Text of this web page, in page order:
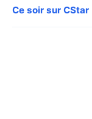
Ce soir sur CStar